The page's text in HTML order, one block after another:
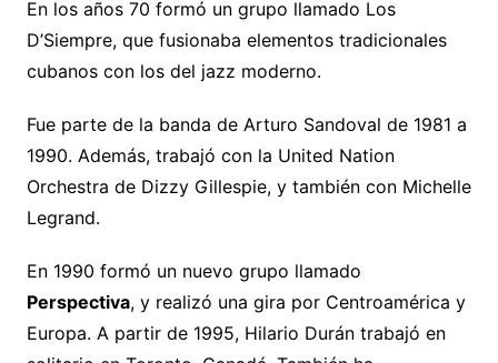
En los años 70 formó un grupo llamado Los
D’Siempre, que fusionaba elementos tradicionales
cubanos con los del jazz moderno.
Fue parte de la banda de Arturo Sandoval de 1981 a
1990. Además, trabajó con la United Nation
Orchestra de Dizzy Gillespie, y también con Michelle
Legrand.
En 1990 formó un nuevo grupo llamado
Perspectiva, y realizó una gira por Centroamérica y
Europa. A partir de 1995, Hilario Durán trabajó en